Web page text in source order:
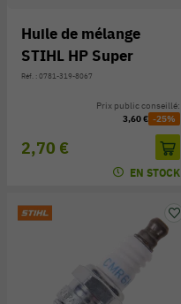
Huile de mélange
STIHL HP Super
Réf. : 0781-319-8067
2,70 €
Prix public conseillé:
3,60 € -25%
EN STOCK